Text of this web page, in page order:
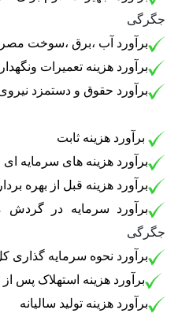
جگرگی
برآورد آب ،برق ،سوخت
برآورد هزینه تعمیرات
برآورد حقوق و دستمزد
برآورد هزینه ثابت
برآورد هزینه های سرمایه ای
برآورد هزینه قبل از بهره
برآورد سرمایه در گردش
جگرگی
برآورد نحوه سرمایه گذاری
برآورد هزینه استهلاک پس
برآورد هزینه تولید سالیانه